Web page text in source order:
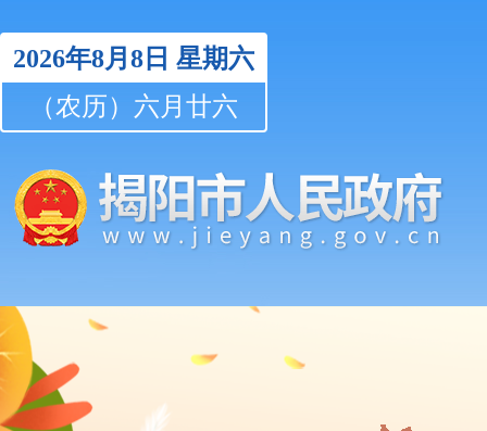
2026年8月8日 星期六
（农历）六月廿六